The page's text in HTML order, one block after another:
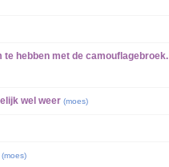
te hebben met de camouflagebroek.
wel weer (moes)
(moes)